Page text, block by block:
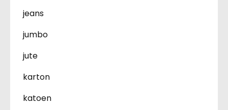
jeans
jumbo
jute
karton
katoen